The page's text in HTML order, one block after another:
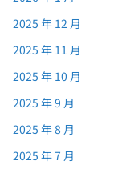
2025 年 12 月
2025 年 11 月
2025 年 10 月
2025 年 9 月
2025 年 8 月
2025 年 7 月